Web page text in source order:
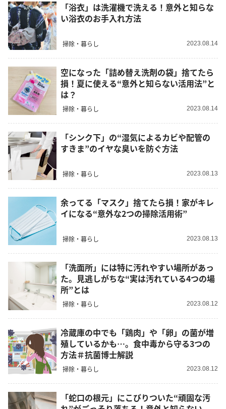
「浴衣」は洗濯機で洗える！意外と知らな
い浴衣のお手入れ方法
掃除・暮らし 2023.08.14
空になった「詰め替え洗剤の袋」捨てたら
損！夏に使える“意外と知らない活用法”と
は？
掃除・暮らし 2023.08.14
「シンク下」の“湿気によるカビや配管の
すきま”のイヤな臭いを防ぐ方法
掃除・暮らし 2023.08.13
余ってる「マスク」捨てたら損！家がキレ
イになる“意外な2つの掃除活用術”
掃除・暮らし 2023.08.13
「洗面所」には特に汚れやすい場所があっ
た。見逃しがちな“実は汚れている4つの場
所”とは
掃除・暮らし 2023.08.12
冷蔵庫の中でも「鶏肉」や「卵」の菌が増
殖しているかも…。食中毒から守る3つの
方法＃抗菌博士解説
掃除・暮らし 2023.08.12
「蛇口の根元」にこびりついた“頑固な汚